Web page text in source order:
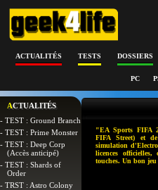
ACTUALITÉS TESTS DOSSIERS
PC
ACTUALITÉS
- TEST : Ground Branch
- TEST : Prime Monster
- TEST : Deep Corp
(Accès anticipé)
- TEST : Shards of
Order
- TRST : Astro Colony
"EA Sports FIFA
FIFA Street) et
simulation
licences officielles,
touches. Un bon